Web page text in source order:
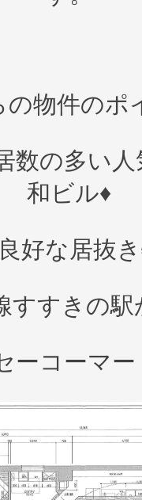
の物件のポ
数の多い
和ビル♦
好な居抜
すすきの
ーコーマ